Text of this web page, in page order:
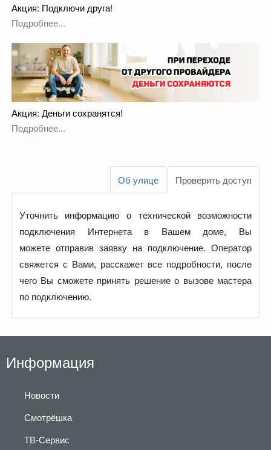
Акция: Подключи друга!
Подробнее...
Акция: Деньги сохранятся!
Подробнее...
Проверить доступ
Об улице
Уточнить информацию о технической возможности
подключения Интернета в Вашем доме, Вы
можете отправив заявку на подключение. Оператор
свяжется с Вами, расскажет все подробности, после
чего Вы сможете принять решение о вызове мастера
по подключению.
Информация
Новости
Смотрёшка
ТВ-Сервис